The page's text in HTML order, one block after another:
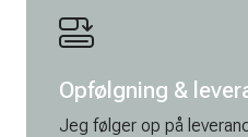
Opfølgning &
Jeg følger op på